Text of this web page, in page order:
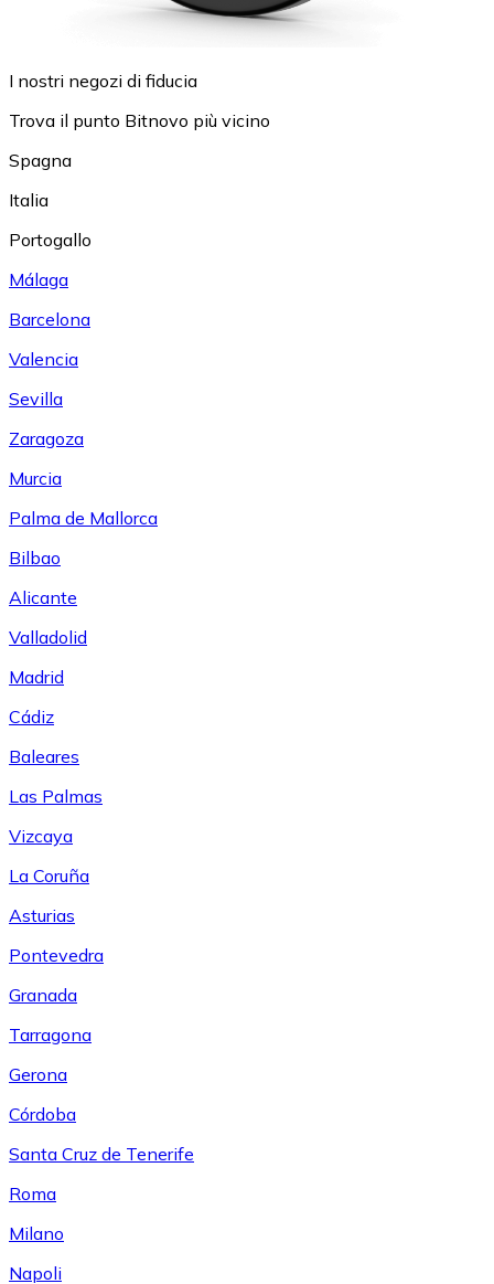
I nostri negozi di fiducia
Trova il punto Bitnovo più vicino
Spagna
Italia
Portogallo
Málaga
Barcelona
Valencia
Sevilla
Zaragoza
Murcia
Palma de Mallorca
Bilbao
Alicante
Valladolid
Madrid
Cádiz
Baleares
Las Palmas
Vizcaya
La Coruña
Asturias
Pontevedra
Granada
Tarragona
Gerona
Córdoba
Santa Cruz de Tenerife
Roma
Milano
Napoli